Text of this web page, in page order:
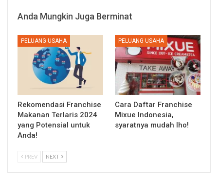
Anda Mungkin Juga Berminat
PELUANG USAHA
Rekomendasi Franchise
Makanan Terlaris 2024
yang Potensial untuk
Anda!
PELUANG USAHA
Cara Daftar Franchise
Mixue Indonesia,
syaratnya mudah lho!
PREV NEXT